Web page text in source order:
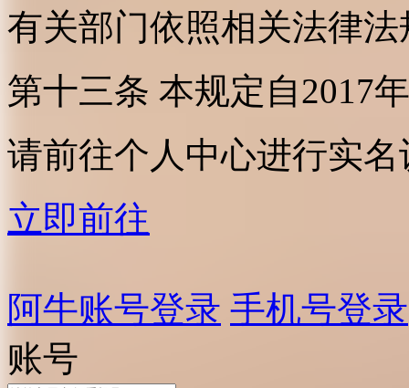
有关部门依照相关法律
第十三条 本规定自2017
请前往个人中心进行实名
立即前往
阿牛账号登录 手机号登录
账号